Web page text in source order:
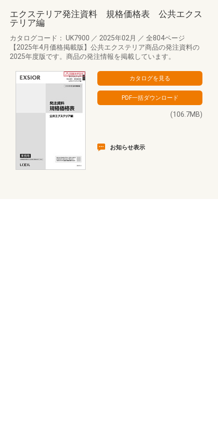
エクステリア発注資料 規格価格表 公共エクス
テリア編
カタログコード： UK7900 ／ 2025年02月 ／ 全804ページ
【2025年4月価格掲載版】公共エクステリア商品の発注資料の
2025年度版です。商品の発注情報を掲載しています。
(106.7MB)
お知らせ表示